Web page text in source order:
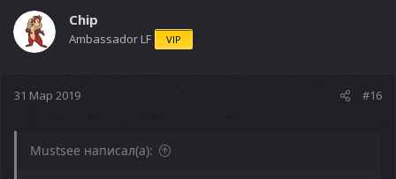
Chip
Ambassador LF VIP
31 Мар 2019 #16
Mustsee написал(а):